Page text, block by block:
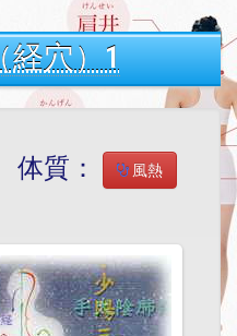
経穴）1
体質： 風熱